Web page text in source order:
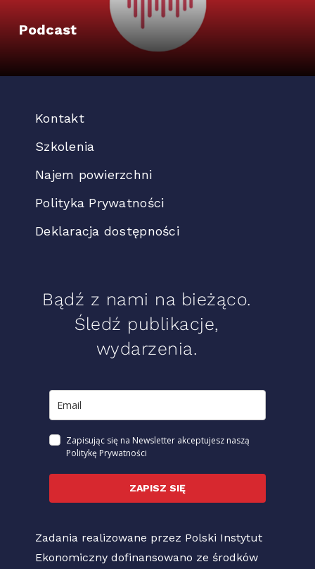
Podcast
Kontakt
Szkolenia
Najem powierzchni
Polityka Prywatności
Deklaracja dostępności
Bądź z nami na bieżąco.
Śledź publikacje,
wydarzenia.
Zapisując się na Newsletter akceptujesz naszą
Politykę Prywatności
ZAPISZ SIĘ
Zadania realizowane przez Polski Instytut
Ekonomiczny dofinansowano ze środków